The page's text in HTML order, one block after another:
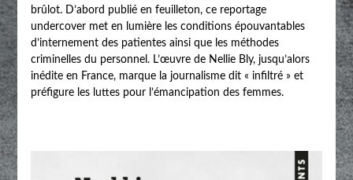
brûlot. D’abord publié en feuilleton, ce reportage
undercover met en lumière les conditions épouvantables
d’internement des patientes ainsi que les méthodes
criminelles du personnel. L’œuvre de Nellie Bly, jusqu’alors
inédite en France, marque la journalisme dit « infiltré » et
préfigure les luttes pour l’émancipation des femmes.